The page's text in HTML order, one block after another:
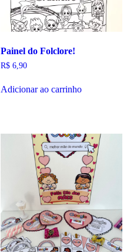
Painel do Folclore!
R$6,90
Adicionar ao carrinho